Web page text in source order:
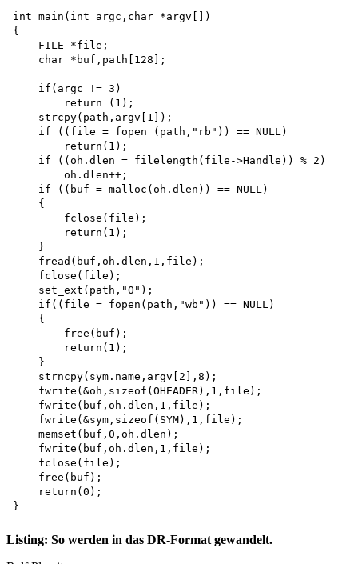
int main(int argc,char *argv[])
{
    FILE *file;
    char *buf,path[128];
    if(argc != 3)
        return (1);
    strcpy(path,argv[1]);
    if ((file = fopen (path,"rb")) == NULL)
        return(1);
    if ((oh.dlen = filelength(file->Handle)) % 2)
        oh.dlen++;
    if ((buf = malloc(oh.dlen)) == NULL)
    {
        fclose(file);
        return(1);
    }
    fread(buf,oh.dlen,1,file);
    fclose(file);
    set_ext(path,"O");
    if((file = fopen(path,"wb")) == NULL)
    {
        free(buf);
        return(1);
    }
    strncpy(sym.name,argv[2],8);
    fwrite(&oh,sizeof(OHEADER),1,file);
    fwrite(buf,oh.dlen,1,file);
    fwrite(&sym,sizeof(SYM),1,file);
    memset(buf,0,oh.dlen);
    fwrite(buf,oh.dlen,1,file);
    fclose(file);
    free(buf);
    return(0);
Listing: So werden in das DR-Format gewandelt.